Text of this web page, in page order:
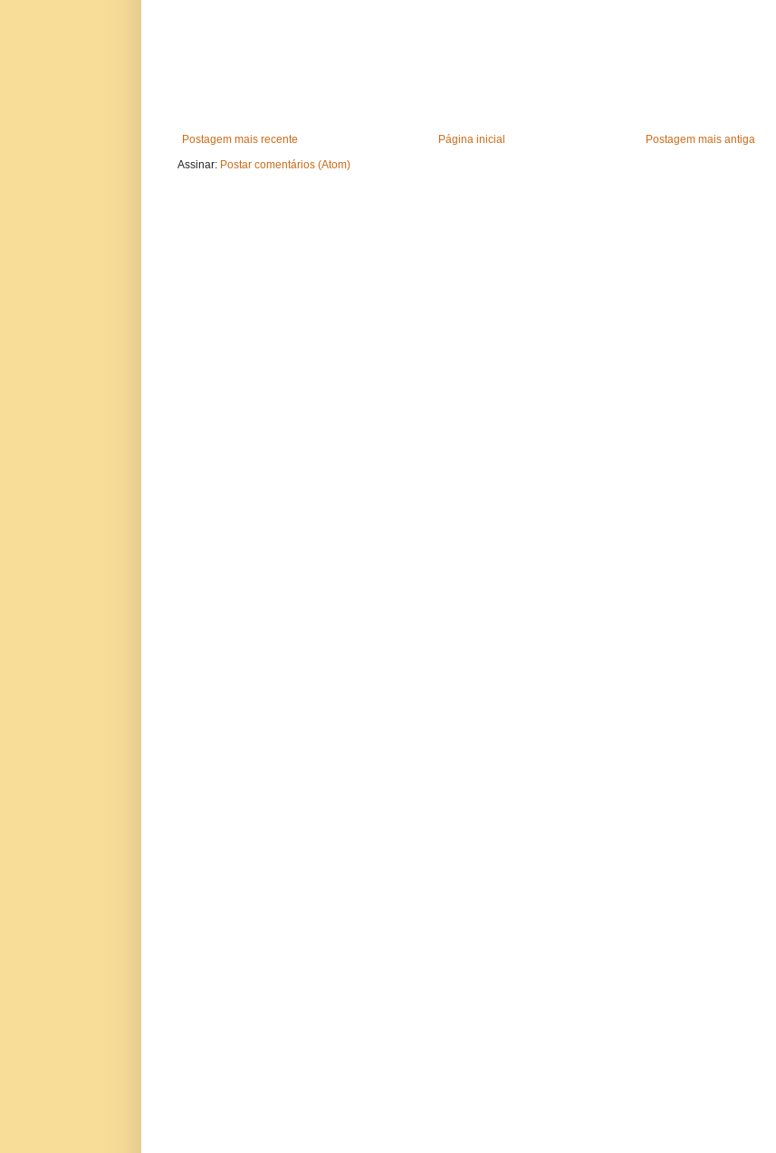
Postagem mais recente Postagem mais antiga
Página inicial
Assinar: Postar comentários (Atom)